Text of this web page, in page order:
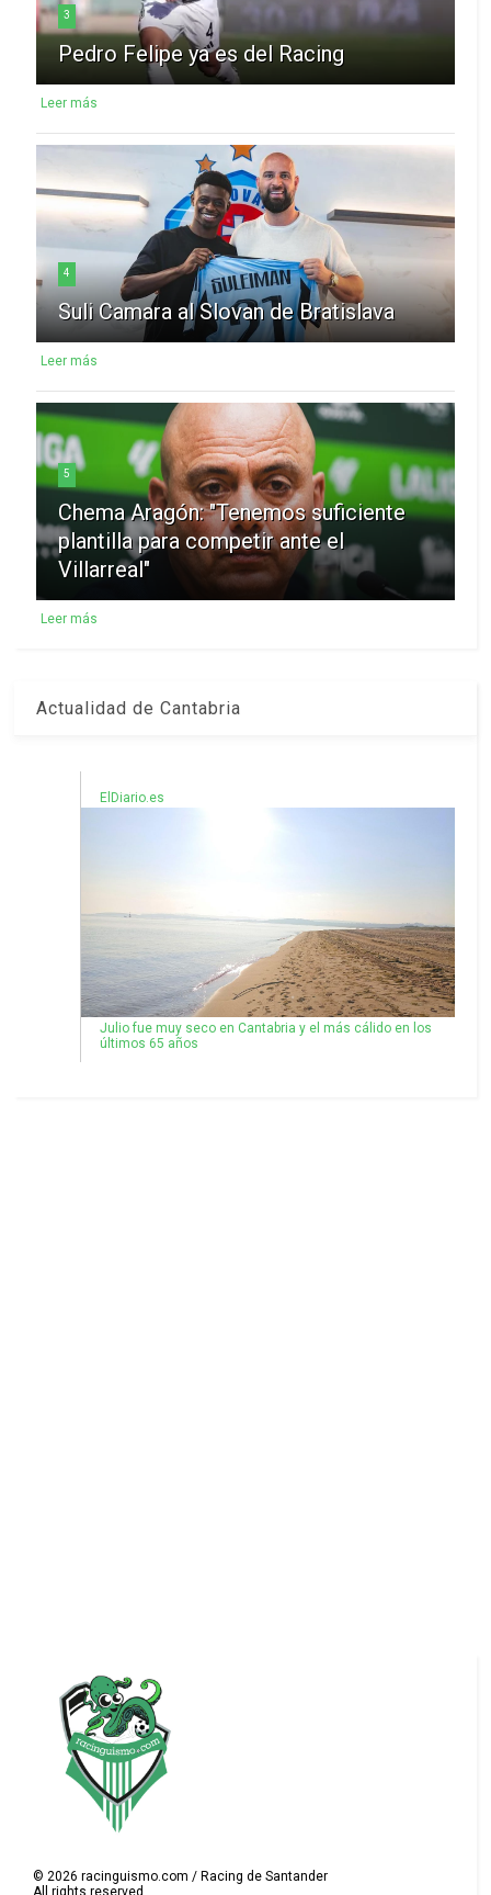
3
Pedro Felipe ya es del Racing
Leer más
4
Suli Camara al Slovan de Bratislava
Leer más
5
Chema Aragón: "Tenemos suficiente
plantilla para competir ante el
Villarreal"
Leer más
Actualidad de Cantabria
ElDiario.es
Julio fue muy seco en Cantabria y el más cálido en los
últimos 65 años
© 2026 racinguismo.com / Racing de Santander
All rights reserved.